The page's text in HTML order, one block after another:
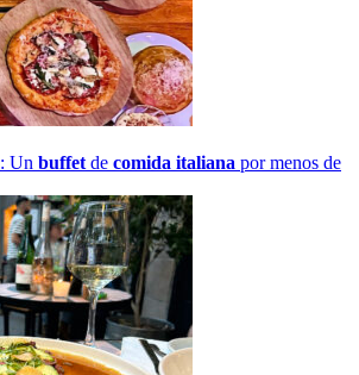
: Un buffet de comida italiana por menos de